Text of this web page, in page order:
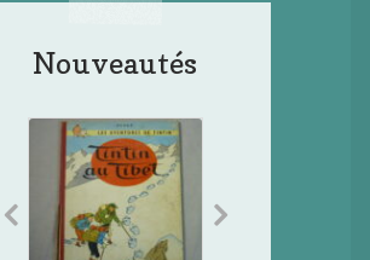
Nouveautés